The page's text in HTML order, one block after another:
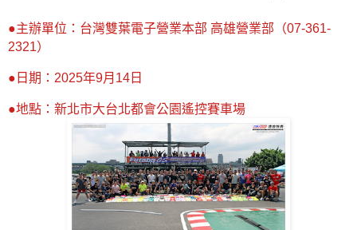
●主辦單位：台灣雙葉電子營業本部 高雄營業部（07-361-
2321）
● 日期： 2025年9月 14 日
●地點：新北市大台北都會公園遙控賽車場